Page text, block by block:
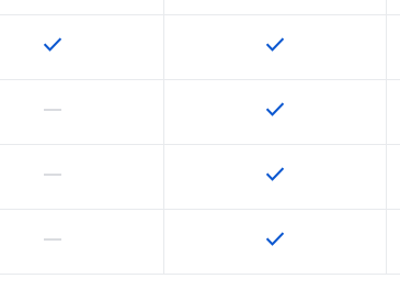
该 SKU 提供此功能
check 该 SKU 提供此功能
check
该 SKU 不支持此功能
horizontal_rule 该 SKU 提供此功能
check
该 SKU 不支持此功能
horizontal_rule 该 SKU 提供此功能
check
该 SKU 不支持此功能
horizontal_rule 该 SKU 提供此功能
check